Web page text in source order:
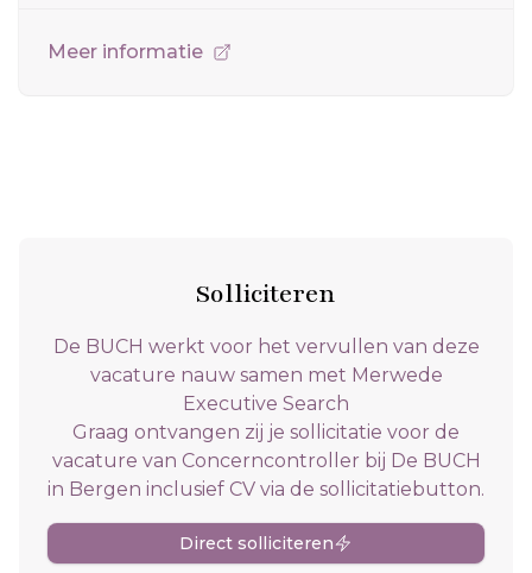
Meer informatie
Solliciteren
De BUCH werkt voor het vervullen van deze
vacature nauw samen met Merwede
Executive Search
Graag ontvangen zij je sollicitatie voor de
vacature van Concerncontroller bij De BUCH
in Bergen inclusief CV via de sollicitatiebutton.
Direct solliciteren